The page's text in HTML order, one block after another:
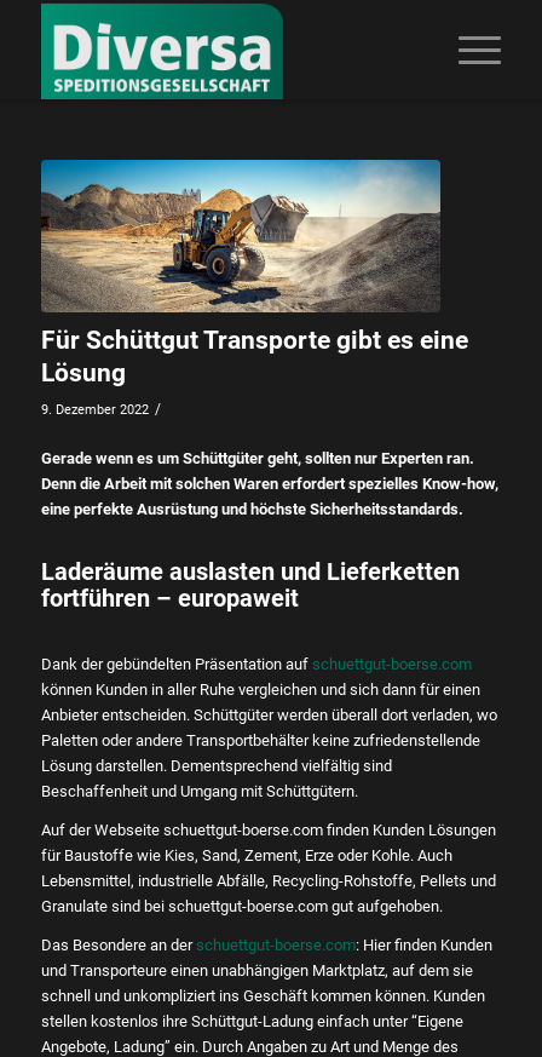
Für Schüttgut Transporte gibt es eine
Lösung
9. Dezember 2022 /
Gerade wenn es um Schüttgüter geht, sollten nur Experten ran.
Denn die Arbeit mit solchen Waren erfordert spezielles Know-how,
eine perfekte Ausrüstung und höchste Sicherheitsstandards.
Laderäume auslasten und Lieferketten
fortführen – europaweit
Dank der gebündelten Präsentation auf schuettgut-boerse.com
können Kunden in aller Ruhe vergleichen und sich dann für einen
Anbieter entscheiden. Schüttgüter werden überall dort verladen, wo
Paletten oder andere Transportbehälter keine zufriedenstellende
Lösung darstellen. Dementsprechend vielfältig sind
Beschaffenheit und Umgang mit Schüttgütern.
Auf der Webseite schuettgut-boerse.com finden Kunden Lösungen
für Baustoffe wie Kies, Sand, Zement, Erze oder Kohle. Auch
Lebensmittel, industrielle Abfälle, Recycling-Rohstoffe, Pellets und
Granulate sind bei schuettgut-boerse.com gut aufgehoben.
Das Besondere an der schuettgut-boerse.com: Hier finden Kunden
und Transporteure einen unabhängigen Marktplatz, auf dem sie
schnell und unkompliziert ins Geschäft kommen können. Kunden
stellen kostenlos ihre Schüttgut-Ladung einfach unter “Eigene
Angebote, Ladung” ein. Durch Angaben zu Art und Menge des